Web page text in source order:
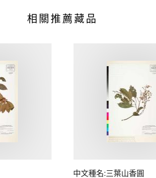
相關推薦藏品
中文種名:三葉山香圓